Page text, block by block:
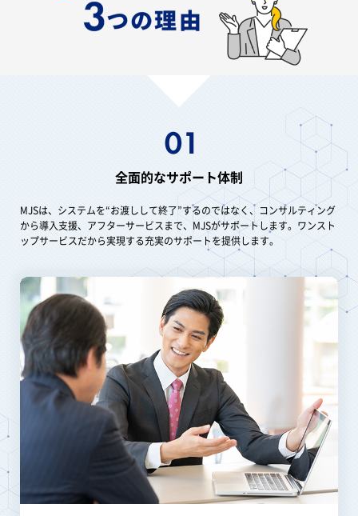
全面的なサポート体制
MJSは、システムを“お渡しして終了”するのではなく、コンサルティング
から導入支援、アフターサービスまで、MJSがサポートします。ワンスト
ップサービスだから実現する充実のサポートを提供します。